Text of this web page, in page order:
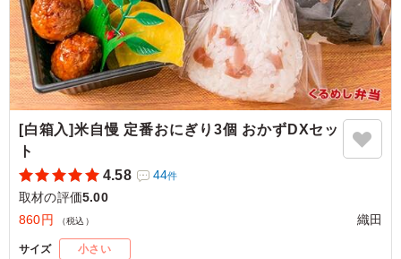
[白箱入]米自慢 定番おにぎり3個 おかずDXセッ
ト
4.58
44件
取材の評価5.00
860円
（税込） 織田
サイズ 小さい